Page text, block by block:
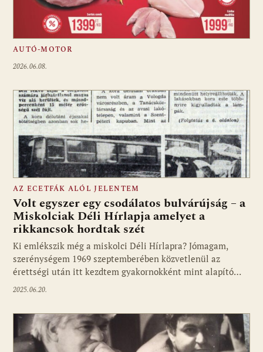
AUTÓ-MOTOR
2026.06.08.
AZ ECETFÁK ALÓL JELENTEM
Volt egyszer egy csodálatos bulvárújság – a
Miskolciak Déli Hírlapja amelyet a
rikkancsok hordtak szét
Ki emlékszik még a miskolci Déli Hírlapra? Jómagam,
szerénységem 1969 szeptemberében közvetlenül az
érettségi után itt kezdtem gyakornokként mint alapító…
2025.06.20.